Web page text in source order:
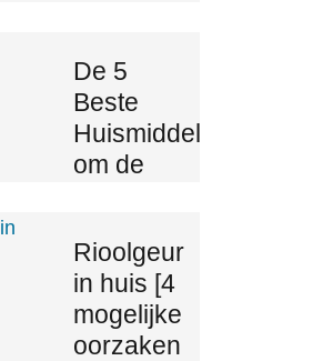
wat nu?
De 5
Beste
Huismiddelen
om de
Rioolgeur
in huis [4
mogelijke
oorzaken